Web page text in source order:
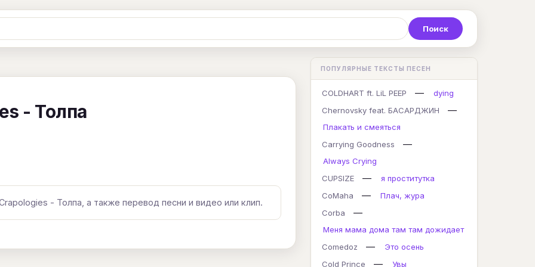
С Т У Ф Х Ц
L M N O P Q
Y Z #
- Толпа
- Толпа, а также перевод песни и видео или клип.
ПОПУЛЯРНЫЕ ТЕКСТЫ ПЕСЕН
COLDHART ft. LiL PEEP —
dying
Chernovsky feat. БАСАРДЖИН
—
Плакать и смеяться
Carrying Goodness
—
Always Crying
CUPSIZE
—
я проститутка
CoMaha
—
Плач, жура
Corba
—
Меня мама дома там там дожидает
Comedoz
—
Это осень
Cold Prince
—
Увы